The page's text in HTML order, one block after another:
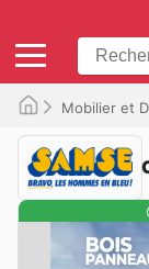
Mobilier et